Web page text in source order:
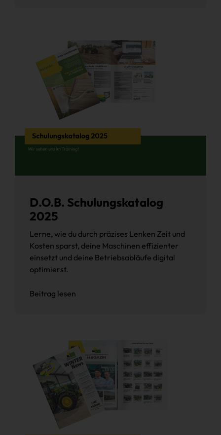
D.O.B. Schulungskatalog
2025
Lerne, wie du durch präzises Lenken Zeit und
Kosten sparst, deine Maschinen effizienter
einsetzt und deine Betriebsabläufe digital
optimierst.
Beitrag lesen